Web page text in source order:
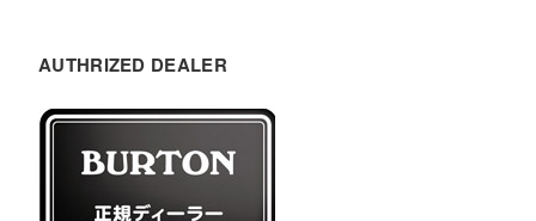
AUTHRIZED DEALER